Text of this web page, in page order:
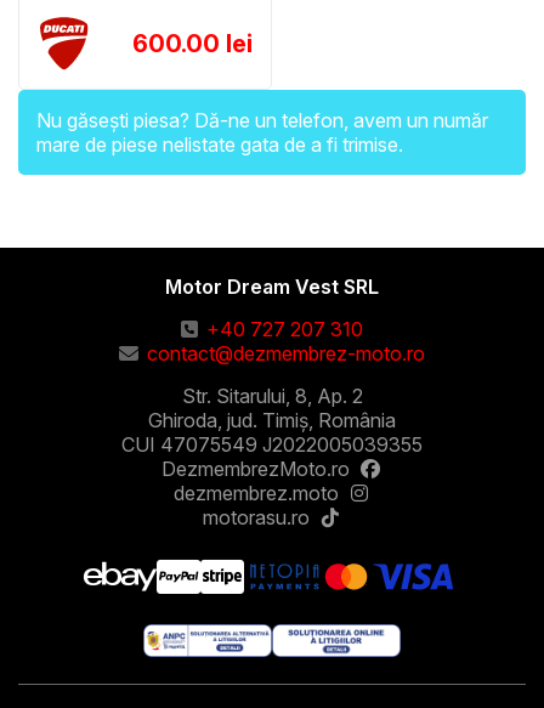
600.00 lei
Nu găsești piesa? Dă-ne un telefon, avem un număr
mare de piese nelistate gata de a fi trimise.
Motor Dream Vest SRL
+40 727 207 310
contact@dezmembrez-moto.ro
Str. Sitarului, 8, Ap. 2
Ghiroda, jud. Timiș, România
CUI 47075549 J2022005039355
DezmembrezMoto.ro
dezmembrez.moto
motorasu.ro